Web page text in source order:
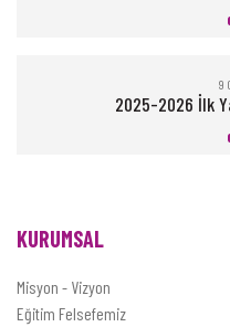
9
2025-2026 İlk
KURUMSAL
Misyon - Vizyon
Eğitim Felsefemiz